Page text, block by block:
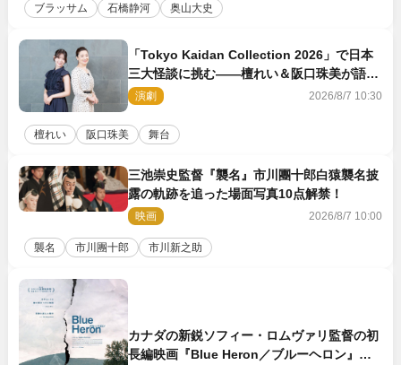
ブラッサム 石橋静河 奥山大史
「Tokyo Kaidan Collection 2026」で日本
三大怪談に挑む――檀れい＆阪口珠美が語る
「牡丹灯籠」の新たな魅力
演劇 2026/8/7 10:30
檀れい 阪口珠美 舞台
三池崇史監督『襲名』市川團十郎白猿襲名披
露の軌跡を追った場面写真10点解禁！
映画 2026/8/7 10:00
襲名 市川團十郎 市川新之助
カナダの新鋭ソフィー・ロムヴァリ監督の初
長編映画『Blue Heron／ブルーヘロン』